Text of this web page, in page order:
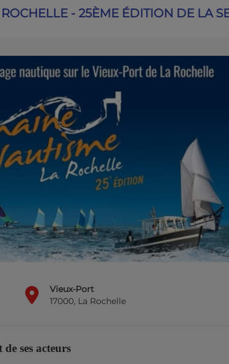
- 25ÈME ÉDITION DE LA
Vieux-Port
17000, La Rochelle
ses acteurs